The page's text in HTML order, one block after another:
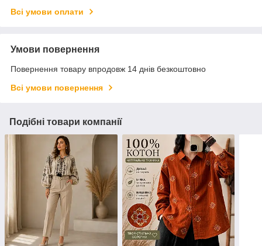
Всі умови оплати
Умови повернення
Повернення товару впродовж 14 днів безкоштовно
Всі умови повернення
Подібні товари компанії